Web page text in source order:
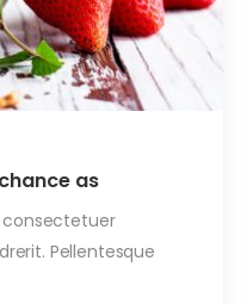
as
consectetuer
Pellentesque